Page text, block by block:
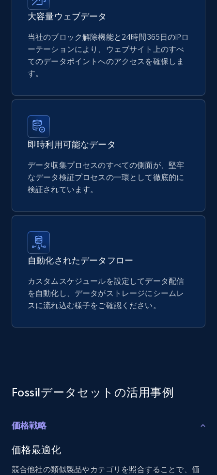
大容量ウェブデータ
当社のブロック解除機能と24時間365日のIPロ
ーテーションにより、ウェブサイト上のすべ
てのデータポイントへのアクセスを確保しま
す。
即時利用可能なデータ
データ収集プロセスのすべての側面が、堅牢
なデータ検証プロセスの一環として徹底的に
検証されています。
自動化されたデータフロー
カスタムスケジュールを設定してデータ配信
を自動化し、データがストレージにシームレ
スに流れ込む様子をご確認ください。
Fossilデータセットの活用事例
価格戦略
価格最適化
競合他社の類似製品やカテゴリを照合することで、価